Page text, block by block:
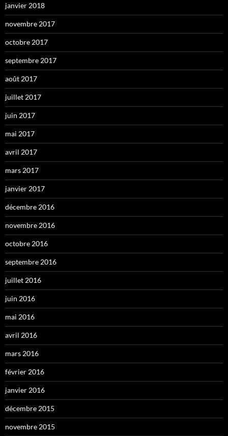
janvier 2018
novembre 2017
octobre 2017
septembre 2017
août 2017
juillet 2017
juin 2017
mai 2017
avril 2017
mars 2017
janvier 2017
décembre 2016
novembre 2016
octobre 2016
septembre 2016
juillet 2016
juin 2016
mai 2016
avril 2016
mars 2016
février 2016
janvier 2016
décembre 2015
novembre 2015